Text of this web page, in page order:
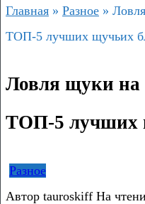
Главная » Разное »
ТОП-5 лучших щучьих
Ловля щуки на
ТОП-5 лучших
Разное
Автор tauroskiff На